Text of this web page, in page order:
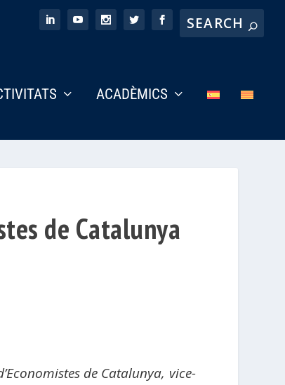
ACADÈMICS
de Catalunya
de Catalunya, vice-